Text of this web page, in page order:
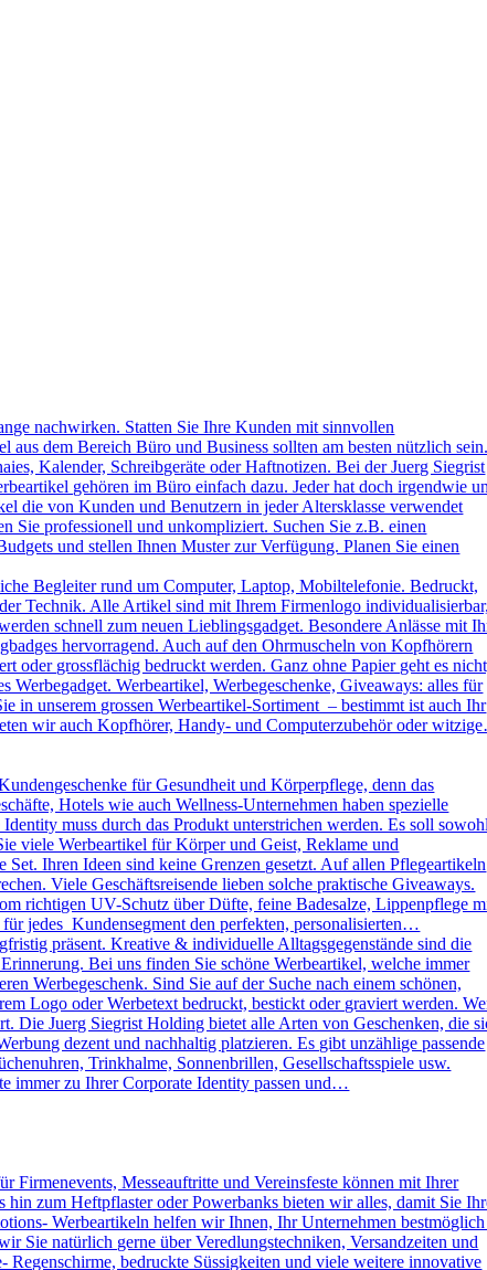
nachwirken. Statten Sie Ihre Kunden mit sinnvollen
aus dem Bereich Büro und Business sollten am besten nützlich
Kalender, Schreibgeräte oder Haftnotizen. Bei der Juerg Siegrist
gehören im Büro einfach dazu. Jeder hat doch irgendwie
die von Kunden und Benutzern in jeder Altersklasse verwendet
Sie professionell und unkompliziert. Suchen Sie z.B. einen
und stellen Ihnen Muster zur Verfügung. Planen Sie einen
Begleiter rund um Computer, Laptop, Mobiltelefonie. Bedruckt,
Technik. Alle Artikel sind mit Ihrem Firmenlogo
schnell zum neuen Lieblingsgadget. Besondere Anlässe mit
hervorragend. Auch auf den Ohrmuscheln von Kopfhörern
oder grossflächig bedruckt werden. Ganz ohne Papier geht es
Werbeartikel, Werbegeschenke, Giveaways: alles für
in unserem grossen Werbeartikel-Sortiment – bestimmt ist auch Ihr
wir auch Kopfhörer, Handy- und Computerzubehör oder
für Gesundheit und Körperpflege, denn das
Hotels wie auch Wellness-Unternehmen haben spezielle
muss durch das Produkt unterstrichen werden. Es soll
viele Werbeartikel für Körper und Geist, Reklame und
Ihren Ideen sind keine Grenzen gesetzt. Auf allen Pflegeartikeln
Viele Geschäftsreisende lieben solche praktische Giveaways.
richtigen UV-Schutz über Düfte, feine Badesalze, Lippenpflege
jedes Kundensegment den perfekten, personalisierten…
präsent. Kreative & individuelle Alltagsgegenstände sind die
Bei uns finden Sie schöne Werbeartikel, welche immer
Werbegeschenk. Sind Sie auf der Suche nach einem schönen,
Logo oder Werbetext bedruckt, bestickt oder graviert werden.
Die Juerg Siegrist Holding bietet alle Arten von Geschenken, die
dezent und nachhaltig platzieren. Es gibt unzählige passende
Trinkhalme, Sonnenbrillen, Gesellschaftsspiele usw.
immer zu Ihrer Corporate Identity passen und…
Firmenevents, Messeauftritte und Vereinsfeste können mit Ihrer
zum Heftpflaster oder Powerbanks bieten wir alles, damit Sie
Werbeartikeln helfen wir Ihnen, Ihr Unternehmen
Sie natürlich gerne über Veredlungstechniken, Versandzeiten und
bedruckte Süssigkeiten und viele weitere innovative